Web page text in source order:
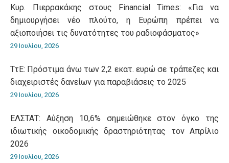
Κυρ. Πιερρακάκης στους Financial Times: «Για να
δημιουργήσει νέο πλούτο, η Ευρώπη πρέπει να
αξιοποιήσει τις δυνατότητες του ραδιοφάσματος»
29 Ιουλίου, 2026
ΤτΕ: Πρόστιμα άνω των 2,2 εκατ. ευρώ σε τράπεζες και
διαχειριστές δανείων για παραβιάσεις το 2025
29 Ιουλίου, 2026
ΕΛΣΤΑΤ: Αύξηση 10,6% σημειώθηκε στον όγκο της
ιδιωτικής οικοδομικής δραστηριότητας τον Απρίλιο
2026
29 Ιουλίου, 2026